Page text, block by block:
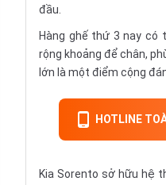
đầu.
Hàng ghế thứ 3 nay
rộng khoảng để chân,
lớn là một điểm cộng
HOTLINE
Kia Sorento sở hữu hệ